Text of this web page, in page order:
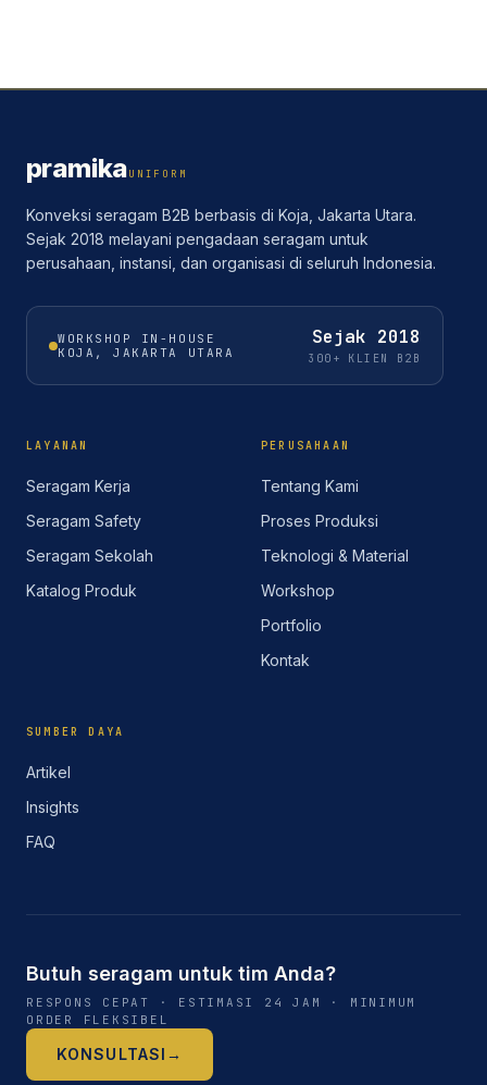
pramikaUNIFORM
Konveksi seragam B2B berbasis di Koja, Jakarta Utara.
Sejak 2018 melayani pengadaan seragam untuk
perusahaan, instansi, dan organisasi di seluruh Indonesia.
WORKSHOP IN-HOUSE
KOJA, JAKARTA UTARA
Sejak 2018
300+ KLIEN B2B
LAYANAN
Seragam Kerja
Seragam Safety
Seragam Sekolah
Katalog Produk
PERUSAHAAN
Tentang Kami
Proses Produksi
Teknologi & Material
Workshop
Portfolio
Kontak
SUMBER DAYA
Artikel
Insights
FAQ
Butuh seragam untuk tim Anda?
RESPONS CEPAT · ESTIMASI 24 JAM · MINIMUM
ORDER FLEKSIBEL
KONSULTASI →